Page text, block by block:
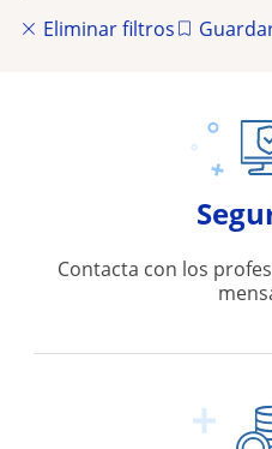
Eliminar filtros
Contacta con los